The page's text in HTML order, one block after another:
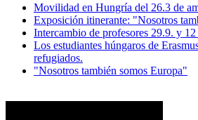
Movilidad en Hungría del 26.3 de
Exposición itinerante: "Nosotros
Intercambio de profesores 29.9. y
Los estudiantes húngaros de
refugiados.
"Nosotros también somos Europa"